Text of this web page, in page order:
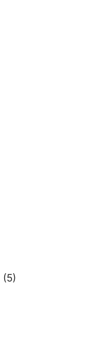
(5)